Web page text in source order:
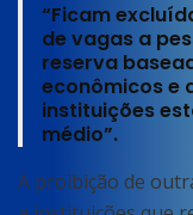
“Ficam
de vagas a
reserva
econômicos e
instituições
médio”.
A proibição de